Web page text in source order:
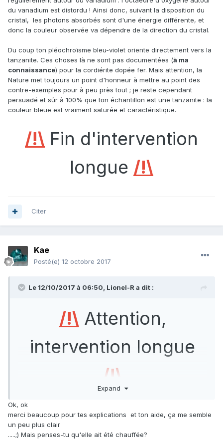
du vanadium est distordu ! Ainsi donc, suivant la disposition du
cristal, les photons absorbés sont d'une énergie différente, et
donc la couleur observée va dépendre de la direction du cristal.
Du coup ton pléochroïsme bleu-violet oriente directement vers la
tanzanite. Ces choses là ne sont pas documentées (à ma
connaissance) pour la cordiérite dopée fer. Mais attention, la
Nature met toujours un point d'honneur à mettre au point des
contre-exemples pour à peu près tout ; je reste cependant
persuadé et sûr à 100% que ton échantillon est une tanzanite : la
couleur bleue est vraiment saturée et caractéristique.
/!\ Fin d'intervention
longue /!\
Citer
Kae
Posté(e) 12 octobre 2017
Le 12/10/2017 à 06:50, Lionel-R a dit :
/!\ Attention,
intervention longue
/!\
Le pléochroïsme bleu-violet est typique de la tanzanite. Je
vais essayer d'expliquer pourquoi, mais ça va être un peu
chaud.
Expand
Ok, ok
merci beaucoup pour tes explications et ton aide, ça me semble
un peu plus clair
.....;) Mais penses-tu qu'elle ait été chauffée?